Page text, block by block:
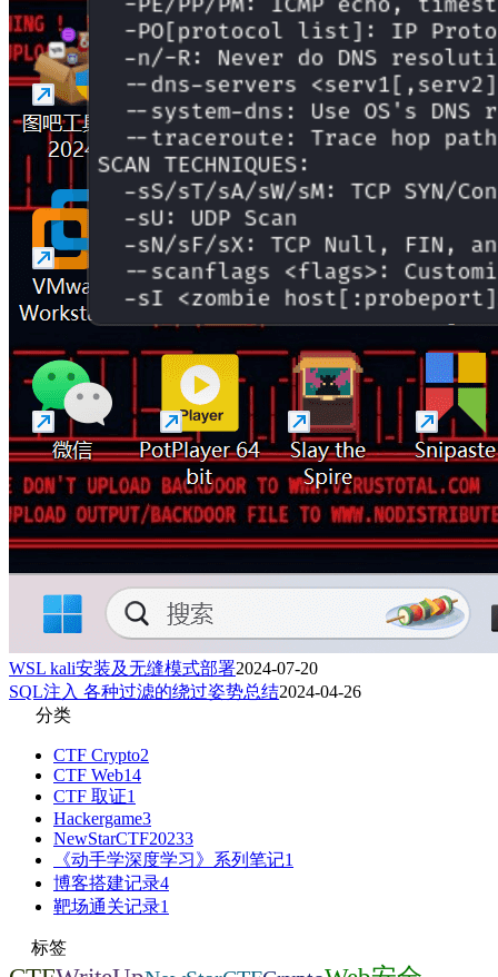
WSL kali安装及无缝模式部署2024-07-20
SQL注入 各种过滤的绕过姿势总结2024-04-26
分类
CTF Crypto2
CTF Web14
CTF 取证1
Hackergame3
NewStarCTF20233
《动手学深度学习》系列笔记1
博客搭建记录4
靶场通关记录1
标签